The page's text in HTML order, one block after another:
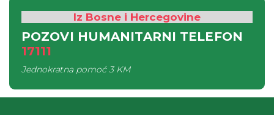
Iz Bosne i Hercegovine
POZOVI HUMANITARNI TELEFON
17111
Jednokratna pomoć3 KM